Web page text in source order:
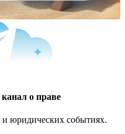
о праве
юридических событиях.